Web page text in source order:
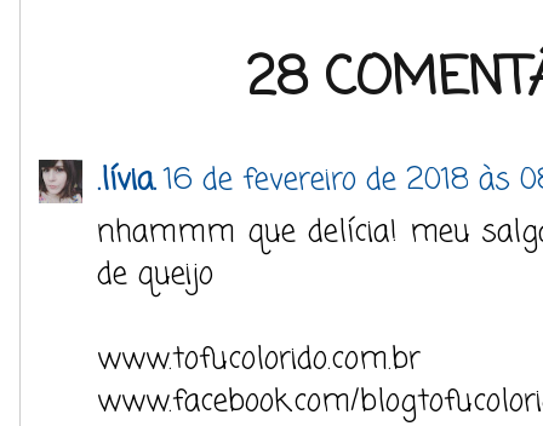
28
.lívia.16 de fevereiro de 2018 às
nhammm que delícia! meu
de queijo
www.tofucolorido.com.br
www.facebook.com/